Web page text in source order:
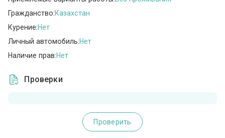
Гражданство:Казахстан
Курение:Нет
Личный автомобиль:Нет
Наличие прав:Нет
Проверки
Проверить